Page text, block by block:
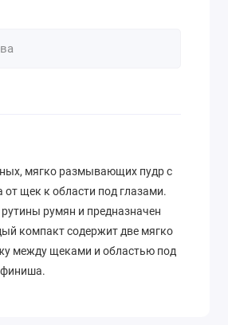
мягко размывающих пудр с
щек к области под глазами.
румян и предназначен
компакт содержит две мягко
между щеками и областью под
финиша.